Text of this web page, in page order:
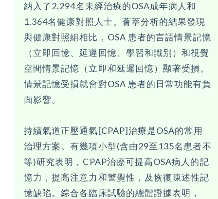
納入了2,294名未經治療的OSA成年病人和
1,364名健康對照人士。薈萃分析的結果發現
與健康對照組相比，OSA 患者的言語情景記憶
（立即回憶、延遲回憶、學習和識別）和視覺
空間情景記憶（立即和延遲回憶）顯著受損。
情景記憶受損就會對OSA 患者的日常功能有負
面影響。
持續氣道正壓通氣[CPAP]治療是OSA的常用
治理方案。有幾項小型(含由29至135名患者不
等)研究表明，CPAP治療可提高OSA病人的記
憶力，提高注意力和警覺性，及恢復陳述性記
憶缺陷。綜合各臨床試驗的總體證據表明，